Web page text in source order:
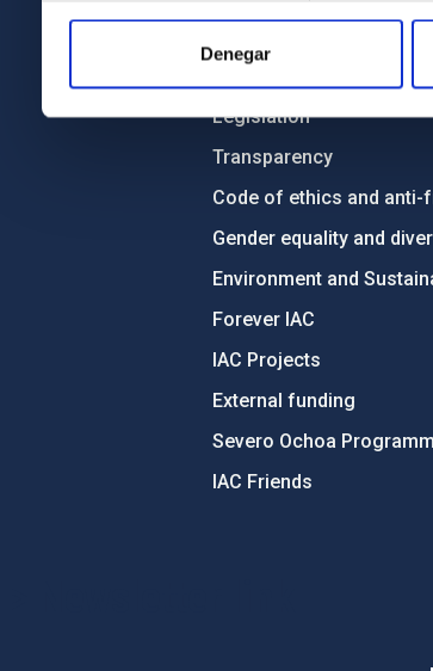
Denegar
ABOUT THE IAC
Legislation
Transparency
Code of ethics and anti-
Gender equality and
Environment and
Forever IAC
IAC Projects
External funding
Severo Ochoa
IAC Friends